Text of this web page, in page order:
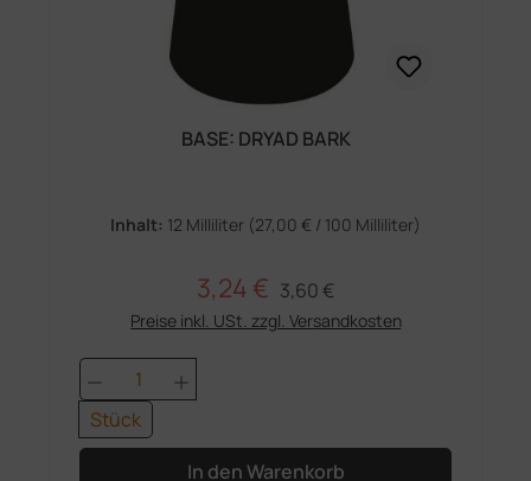
BASE: DRYAD BARK
Inhalt: 12 Milliliter (27,00 € / 100 Milliliter)
Verkaufspreis:
3,24 € Regulärer Preis:
3,60 €
Preise inkl. USt. zzgl. Versandkosten
Produkt Anzahl: Gib den
Stück
In den Warenkorb